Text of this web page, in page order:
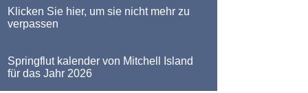
Klicken Sie hier, um sie nicht mehr zu
verpassen
Springflut kalender von Mitchell Island
für das Jahr 2026